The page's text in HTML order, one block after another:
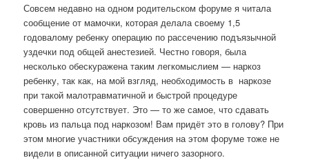
Совсем недавно на одном родительском форуме я читала
сообщение от мамочки, которая делала своему 1,5
годовалому ребенку операцию по рассечению подъязычной
уздечки под общей анестезией. Честно говоря, была
несколько обескуражена таким легкомыслием — наркоз
ребенку, так как, на мой взгляд, необходимость в наркозе
при такой малотравматичной и быстрой процедуре
совершенно отсутствует. Это — то же самое, что сдавать
кровь из пальца под наркозом! Вам придёт это в голову? При
этом многие участники обсуждения на этом форуме тоже не
видели в описанной ситуации ничего зазорного.